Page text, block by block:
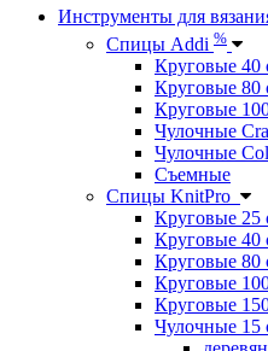
Инструменты для
Спицы Addi %
Круговые 40
Круговые 80
Круговые
Чулочные
Чулочные
Съемные
Спицы KnitPro
Круговые 25
Круговые 40
Круговые 80
Круговые
Круговые
Чулочные 15